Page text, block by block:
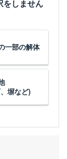
をしません
一部の解体
塀など)